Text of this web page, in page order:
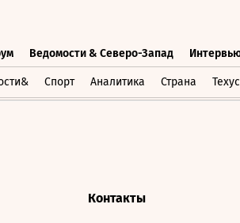
Ведомости & Северо-Запад
Спорт Аналитика Страна
Ведомости & Северо-Запад
Контакты